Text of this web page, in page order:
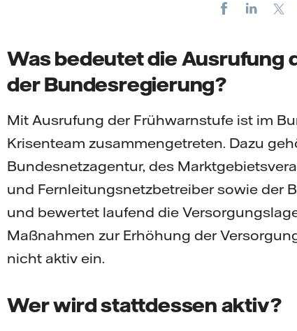
Facebook
Was bedeutet die Ausrufung
der Bundesregierung?
Mit Ausrufung der Frühwarnstufe ist im
Krisenteam zusammengetreten. Dazu
Bundesnetzagentur, des
und Fernleitungsnetzbetreiber sowie der
und bewertet laufend die
Maßnahmen zur Erhöhung der
nicht aktiv ein.
Wer wird stattdessen aktiv?